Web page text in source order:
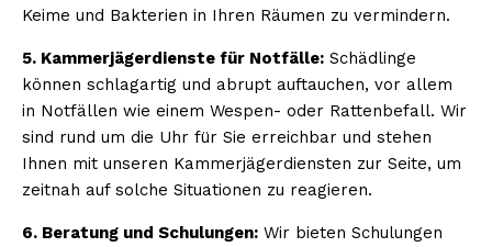
Keime und Bakterien in Ihren Räumen zu vermindern.
5. Kammerjägerdienste für Notfälle: Schädlinge
können schlagartig und abrupt auftauchen, vor allem
in Notfällen wie einem Wespen- oder Rattenbefall. Wir
sind rund um die Uhr für Sie erreichbar und stehen
Ihnen mit unseren Kammerjägerdiensten zur Seite, um
zeitnah auf solche Situationen zu reagieren.
6. Beratung und Schulungen: Wir bieten Schulungen